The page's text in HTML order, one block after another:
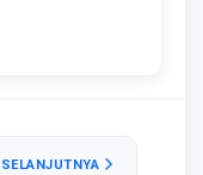
SELANJUTNYA